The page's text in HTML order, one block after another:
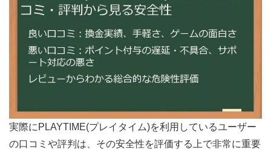
実際にPLAYTIME(プレイタイム)を利用しているユーザー
の口コミや評判は、その安全性を評価する上で非常に重要